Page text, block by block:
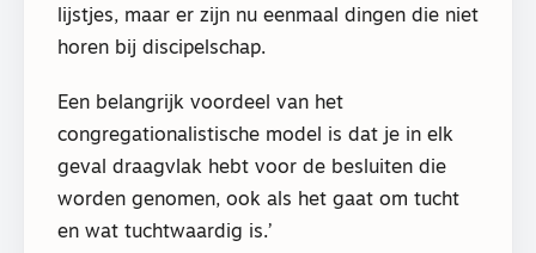
lijstjes, maar er zijn nu eenmaal dingen die niet
horen bij discipelschap.
Een belangrijk voordeel van het
congregationalistische model is dat je in elk
geval draagvlak hebt voor de besluiten die
worden genomen, ook als het gaat om tucht
en wat tuchtwaardig is.’